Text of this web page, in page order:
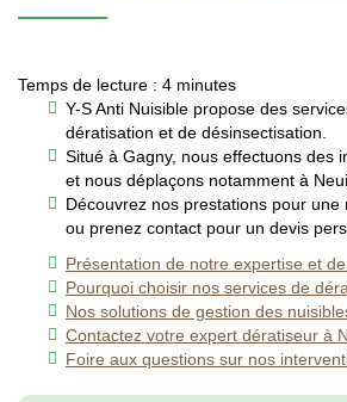
Temps de lecture : 4 minutes
Y-S Anti Nuisible propose des
dératisation et de désinsectisation.
Situé à Gagny, nous effectuons des
et nous déplaçons notamment à
Découvrez nos prestations pour une
ou prenez contact pour un devis
Présentation de notre expertise et
Pourquoi choisir nos services de
Nos solutions de gestion des
Contactez votre expert dératiseur à
Foire aux questions sur nos